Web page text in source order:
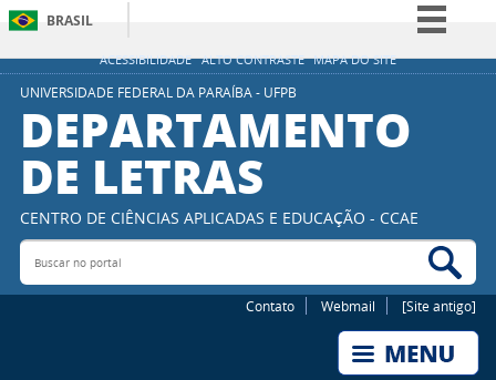
ACESSIBILIDADE ALTO CONTRASTE MAPA DO SITE
BRASIL
Simplifique!
Participe
Canais
UNIVERSIDADE FEDERAL DA PARAÍBA - UFPB
DEPARTAMENTO
DE LETRAS
CENTRO DE CIÊNCIAS APLICADAS E EDUCAÇÃO - CCAE
Buscar no portal
Contato Webmail [Site antigo]